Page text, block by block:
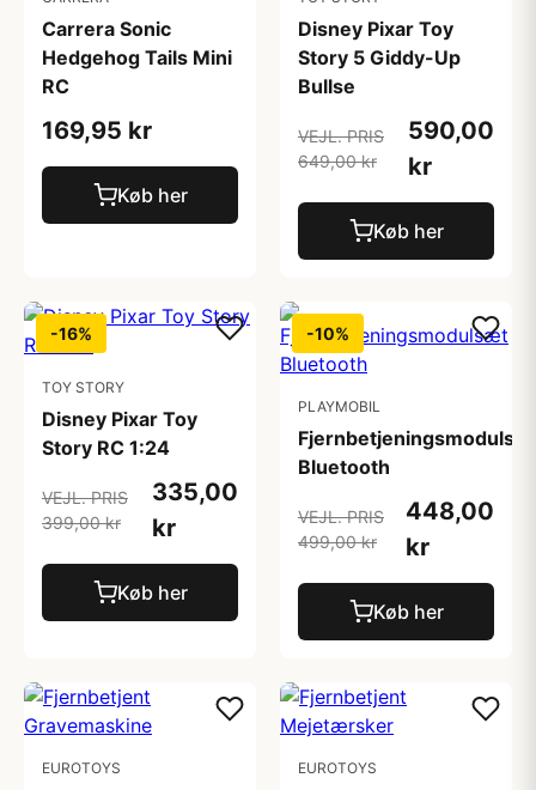
Carrera Sonic
Hedgehog Tails Mini
RC
169,95 kr
Køb her
Disney Pixar Toy
Story 5 Giddy-Up
Bullse
VEJL. PRIS
649,00 kr
590,00
kr
Køb her
-16%
TOY STORY
Disney Pixar Toy
Story RC 1:24
VEJL. PRIS
399,00 kr
335,00
kr
Køb her
-10%
PLAYMOBIL
Bluetooth
VEJL. PRIS
499,00 kr
448,00
kr
Køb her
EUROTOYS EUROTOYS